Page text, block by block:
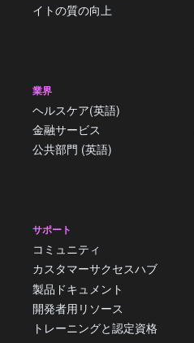
イトの質の向上
業界
ヘルスケア(英語)
金融サービス
公共部門 (英語)
サポート
コミュニティ
カスタマーサクセスハブ
製品ドキュメント
開発者用リソース
トレーニングと認定資格